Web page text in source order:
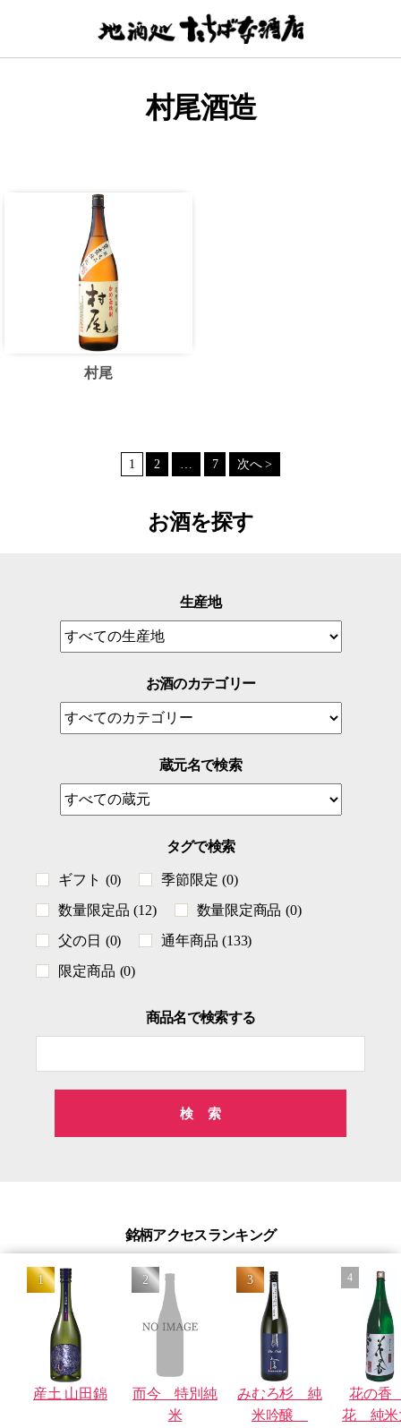
た
ち
村尾酒造
村尾
1 2 … 7 次へ >
お酒を探す
生産地
お酒のカテゴリー
蔵元名で検索
タグで検索
ギフト (0) 季節限定 (0)
数量限定品 (12) 数量限定商品 (0)
父の日 (0) 通年商品 (133)
限定商品 (0)
商品名で検索する
索
銘柄アクセスランキング
産土 山田錦
而今 特別純
米
みむろ杉 純
米吟醸
花の
花 純米